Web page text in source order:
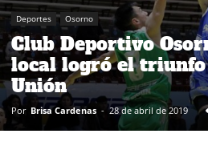
Deportes Osorno
Club Deportivo
local logró el triunfo
Unión
Por Brisa Cardenas - 28 de abril de 2019